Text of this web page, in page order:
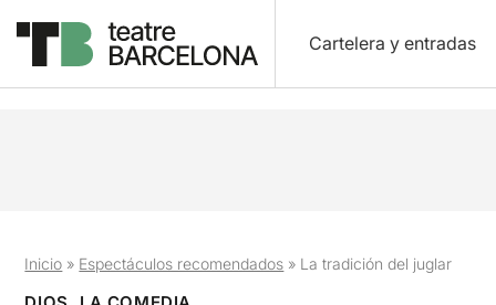
Cartelera y entradas
Inicio » Espectáculos recomendados » La tradición del juglar